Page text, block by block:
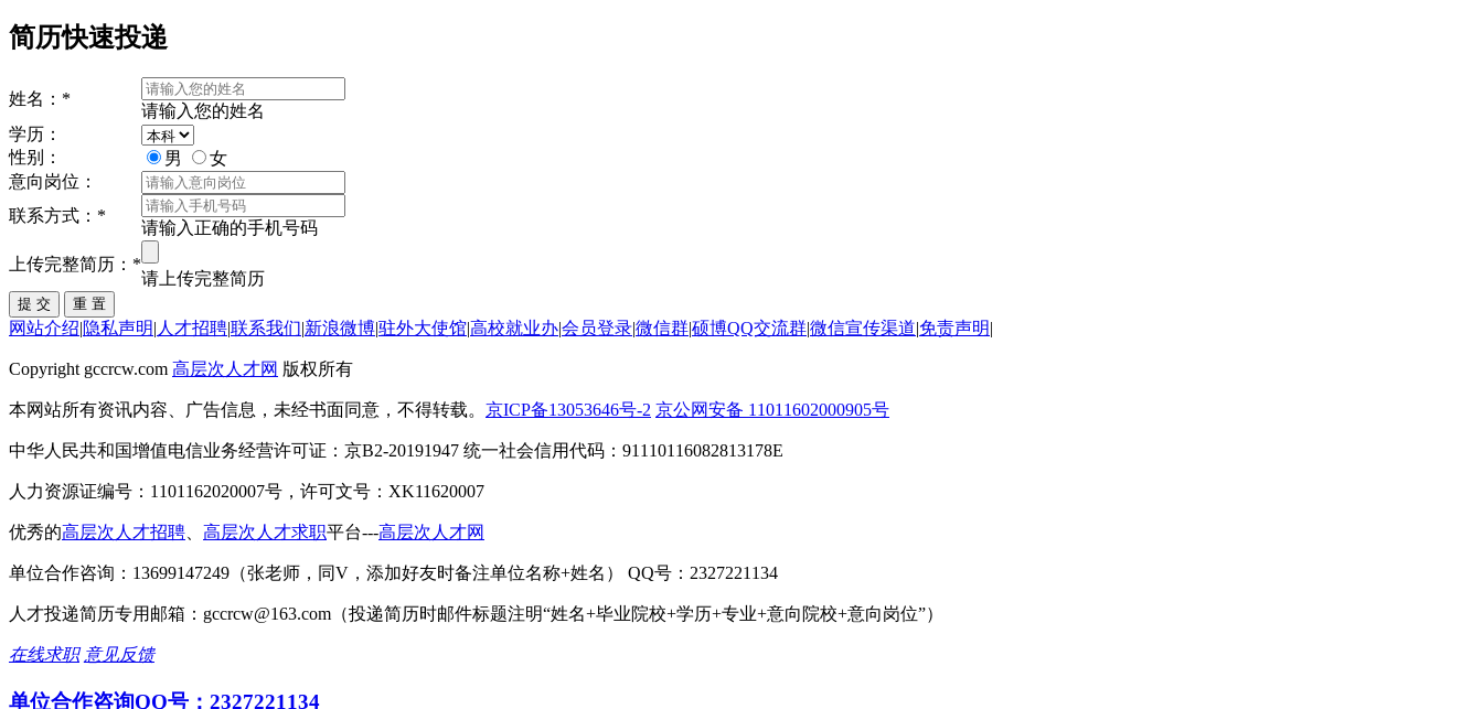
简历快速投递
姓名： *
请输入您的姓名
学历：
性别：
男
女
意向岗位：
联系方式： *
请输入正确的手机号码
上传完整简历： *
请上传完整简历
网站介绍|隐私声明| 人才招聘|联系我们|新浪微博|驻外大使馆|高校就业办|会员登录|微信群|硕博QQ交流群|微信宣传渠道|免责声明|
Copyright gccrcw.com 高层次人才网 版权所有
本网站所有资讯内容、广告信息，未经书面同意，不得转载。 京ICP备13053646号-2 京公网安备 11011602000905号
中华人民共和国增值电信业务经营许可证：京B2-20191947 统一社会信用代码：91110116082813178E
人力资源证编号：1101162020007号，许可文号：XK11620007
优秀的高层次人才招聘 高层次人才求职平台---高层次人才网
单位合作咨询：13699147249（张老师，同V，添加好友时备注单位名称+姓名） QQ号：2327221134
人才投递简历专用邮箱：gccrcw@163.com（投递简历时邮件标题注明“姓名+毕业院校+学历+专业+意向院校+意向岗位”）
在线求职 意见反馈
单位合作咨询QQ号：2327221134